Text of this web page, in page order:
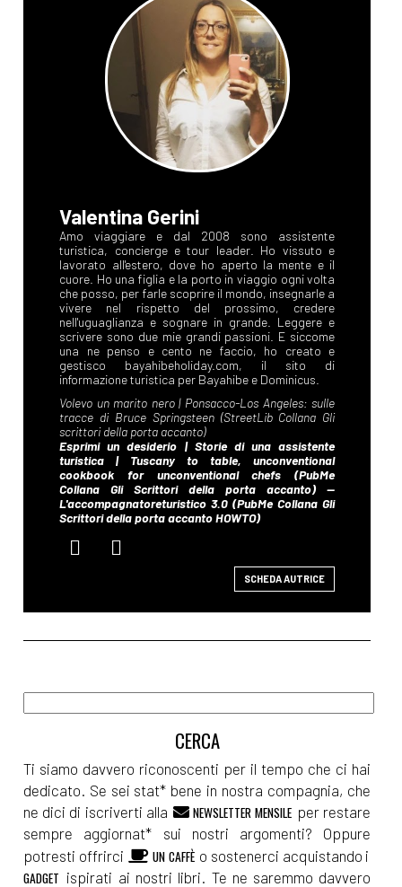
Valentina Gerini
SCHEDA AUTRICE
Ti siamo davvero riconoscenti per il tempo che ci hai
dedicato. Se sei stat* bene in nostra compagnia, che
ne dici di iscriverti alla
NEWSLETTER MENSILE per restare
sempre aggiornat* sui nostri argomenti? Oppure
potresti offrirci
UN CAFFÈ o sostenerci acquistando i
GADGET ispirati ai nostri libri. Te ne saremmo davvero